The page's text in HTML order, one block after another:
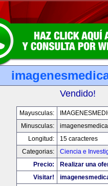
Vendido!
Mayusculas:
Minusculas:
Longitud:
15 caracteres
Categorias:
Ciencia e
Precio:
Realizar una
Visitar!